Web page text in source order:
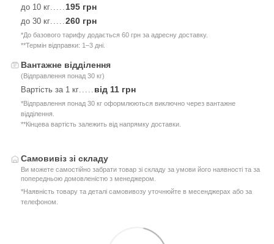
до 10 кг..... 195 грн
до 30 кг.....260 грн
*До базового тарифу додається 60 грн за адресну доставку.
**Термін відправки: 1–3 дні.
Вантажне відділення
(Відправлення понад 30 кг)
Вартість за 1 кг..... від 11 грн
*Відправлення понад 30 кг оформлюються виключно через вантажне
відділення.
**Кінцева вартість залежить від напрямку доставки.
Самовивіз зі складу
Ви можете самостійно забрати товар зі складу за умови його наявності та за
попередньою домовленістю з менеджером.
*Наявність товару та деталі самовивозу уточнюйте в месенджерах або за
телефоном.